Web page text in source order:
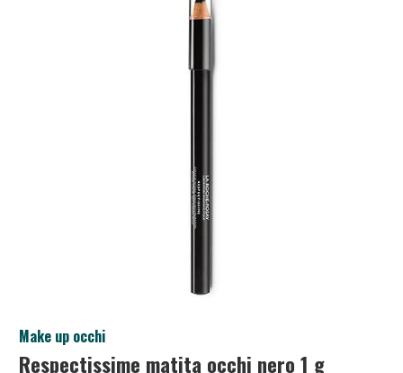
Make up occhi
Respectissime matita occhi nero 1 g
Drenanti e Pancia Piatta: Sconti fino al 55% validi
solo per OGGI!
Salini e Multivitaminici: oggi Sconto extra fino al